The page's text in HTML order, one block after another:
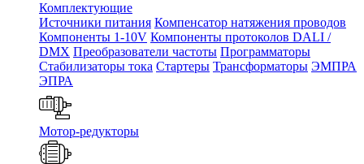
Комплектующие
Источники питания Компенсатор натяжения проводов
Компоненты 1-10V Компоненты протоколов DALI /
DMX Преобразователи частоты Программаторы
Стабилизаторы тока Стартеры Трансформаторы ЭМПРА
ЭПРА
Мотор-редукторы